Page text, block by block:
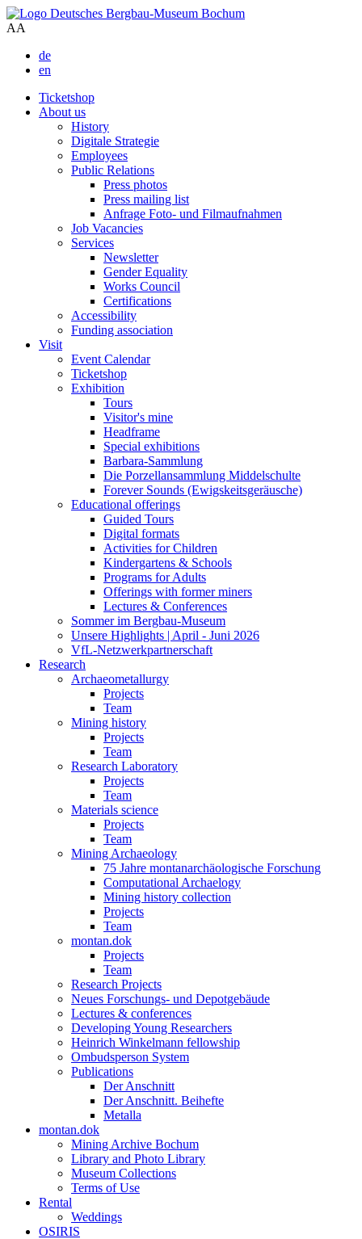
AA
de
en
Ticketshop
About us
History
Digitale Strategie
Employees
Public Relations
Press photos
Press mailing list
Anfrage Foto- und Filmaufnahmen
Job Vacancies
Services
Newsletter
Gender Equality
Works Council
Certifications
Accessibility
Funding association
Visit
Event Calendar
Ticketshop
Exhibition
Tours
Visitor's mine
Headframe
Special exhibitions
Barbara-Sammlung
Die Porzellansammlung Middelschulte
Forever Sounds (Ewigskeitsgeräusche)
Educational offerings
Guided Tours
Digital formats
Activities for Children
Kindergartens & Schools
Programs for Adults
Offerings with former miners
Lectures & Conferences
Sommer im Bergbau-Museum
Unsere Highlights | April - Juni 2026
VfL-Netzwerkpartnerschaft
Research
Archaeometallurgy
Projects
Team
Mining history
Projects
Team
Research Laboratory
Projects
Team
Materials science
Projects
Team
Mining Archaeology
75 Jahre montanarchäologische Forschung
Computational Archaelogy
Mining history collection
Projects
Team
montan.dok
Projects
Team
Research Projects
Neues Forschungs- und Depotgebäude
Lectures & conferences
Developing Young Researchers
Heinrich Winkelmann fellowship
Ombudsperson System
Publications
Der Anschnitt
Der Anschnitt. Beihefte
Metalla
montan.dok
Mining Archive Bochum
Library and Photo Library
Museum Collections
Terms of Use
Rental
Weddings
OSIRIS